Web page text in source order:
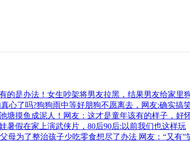
的是办法！女生吵架将男友拉黑，结果男友给家里
心了吗?狗狗雨中等好朋狗不愿离去，网友:确实搞
塘摸鱼成泥人！网友：这才是童年该有的样子，好
暑假在家上演武侠片，80后90后:以前我们也这样玩
母为了整治孩子少吃零食想尽了办法 网友：“又有”